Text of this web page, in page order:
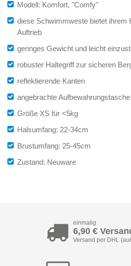
Modell: Komfort, "Comfy"
diese Schwimmweste bietet ihrem
Auftrieb
geringes Gewicht und leicht
robuster Haltegriff zur sicheren
reflektierende Kanten
angebrachte
Größe XS für <5kg
Halsumfang: 22-34cm
Brustumfang: 25-45cm
Zustand: Neuware
einmalig
6,90 €
Versand per DHL